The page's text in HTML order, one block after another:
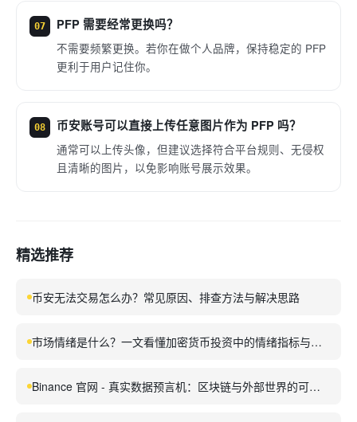
07 PFP 需要经常更换吗？
不需要频繁更换。若你在做个人品牌，保持稳定的 PFP
更利于用户记住你。
08 币安账号可以直接上传任意图片作为 PFP 吗？
通常可以上传头像，但建议选择符合平台规则、无侵权
且清晰的图片，以免影响账号展示效果。
精选推荐
币安无法交易怎么办？常见原因、排查方法与解决思路
市场情绪是什么？一文看懂加密货币投资中的情绪指标与应
Binance 官网 - 真实数据预言机：区块链与外部世界的可信